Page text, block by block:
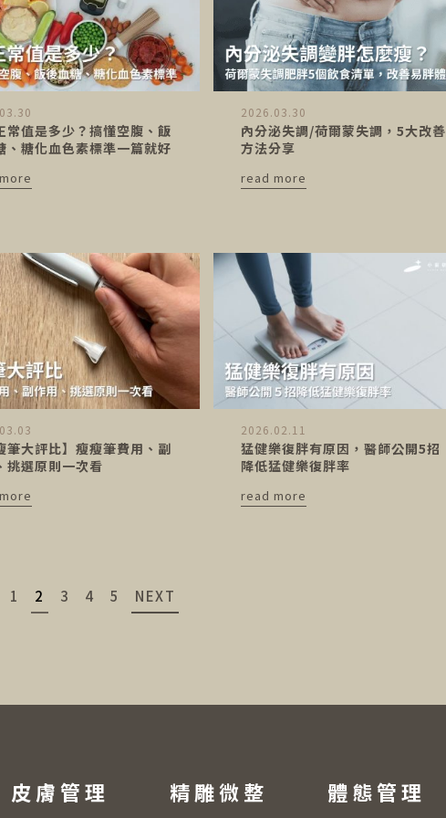
常值是多少？搞懂空腹、飯
、糖化血色素標準一篇就好
2026.03.30
內分泌失調/荷爾蒙失調，5大改善
方法分享
read more
筆大評比】瘦瘦筆費用、副
挑選原則一次看
2026.02.11
猛健樂復胖有原因，醫師公開5招
降低猛健樂復胖率
read more
1 2 3 4 5 NEXT
皮膚管理 精雕微整 體態管理